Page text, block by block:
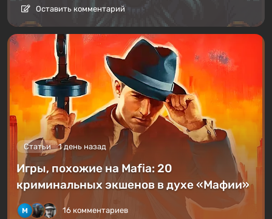
Оставить комментарий
Статьи 1 день назад
Игры, похожие на Mafia: 20
криминальных экшенов в духе «Мафии»
16 комментариев